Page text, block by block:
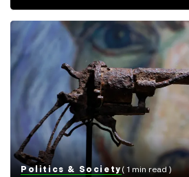
Politics & Society ( 1 min read )